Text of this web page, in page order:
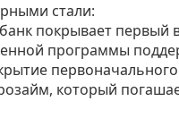
стали:
покрывает первый
программы
первоначального
который